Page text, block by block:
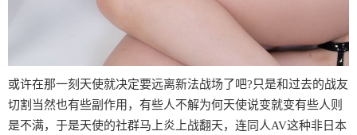
或许在那一刻天使就决定要远离新法战场了吧?只是和过去的战友
切割当然也有些副作用，有些人不解为何天使说变就变有些人则
是不满，于是天使的社群马上炎上战翻天，连同人AV这种非日本